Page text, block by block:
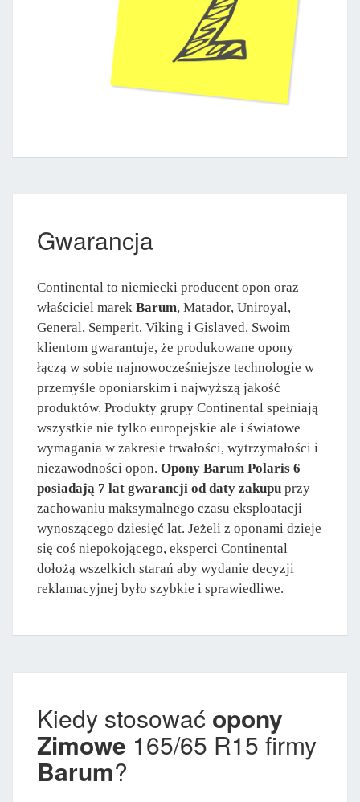
Gwarancja
Continental to niemiecki producent opon oraz
właściciel marek Barum, Matador, Uniroyal,
General, Semperit, Viking i Gislaved. Swoim
klientom gwarantuje, że produkowane opony
łączą w sobie najnowocześniejsze technologie w
przemyśle oponiarskim i najwyższą jakość
produktów. Produkty grupy Continental spełniają
wszystkie nie tylko europejskie ale i światowe
wymagania w zakresie trwałości, wytrzymałości i
niezawodności opon. Opony Barum Polaris 6
posiadają 7 lat gwarancji od daty zakupu przy
zachowaniu maksymalnego czasu eksploatacji
wynoszącego dziesięć lat. Jeżeli z oponami dzieje
się coś niepokojącego, eksperci Continental
dołożą wszelkich starań aby wydanie decyzji
reklamacyjnej było szybkie i sprawiedliwe.
Kiedy stosować opony
Zimowe 165/65 R15 firmy
Barum?